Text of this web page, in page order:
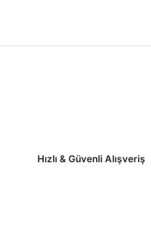
Hızlı & Güvenli Alışveriş